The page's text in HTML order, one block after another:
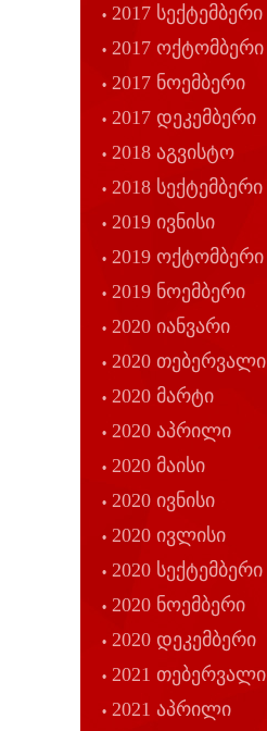
2017 სექტემბერი
2017 ოქტომბერი
2017 ნოემბერი
2017 დეკემბერი
2018 აგვისტო
2018 სექტემბერი
2019 ივნისი
2019 ოქტომბერი
2019 ნოემბერი
2020 იანვარი
2020 თებერვალი
2020 მარტი
2020 აპრილი
2020 მაისი
2020 ივნისი
2020 ივლისი
2020 სექტემბერი
2020 ნოემბერი
2020 დეკემბერი
2021 თებერვალი
2021 აპრილი